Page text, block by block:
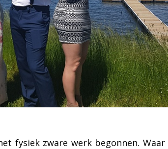
fysiek zware werk begonnen.